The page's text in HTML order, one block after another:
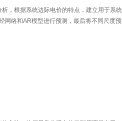
，根据系统边际电价的特点，建立用于系
络和AR模型进行预测，最后将不同尺度